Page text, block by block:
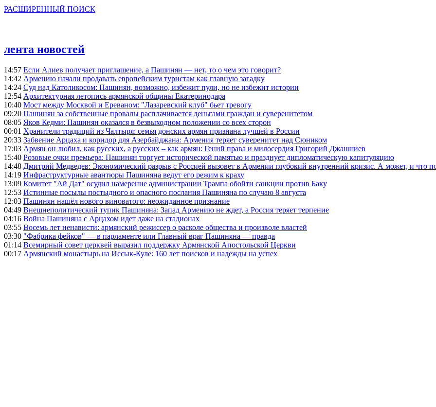
РАСШИРЕННЫЙ ПОИСК
лента новостей
14:57 Если Алиев получает приглашение, а Пашинян — нет, то о чем это говорит?
14:42 Армению начали продавать европейским туристам как главную загадку
14:24 Суд над Католикосом: Пашинян, возможно, избежит пули, но не избежит истории
12:54 Архитектурная летопись армянской общины Екатеринодара
10:40 Мост между Москвой и Ереваном: "Лазаревский клуб" бьет тревогу
09:20 Пашинян за собственные провалы расплачивается деньгами граждан и суверенитетом
08:05 Яков Кедми: Пашинян оказался в безвыходном положении со всех сторон
00:01 Хранители традиций из Чалтыря: семья донских армян признана лучшей в России
20:33 Забвение Арцаха и коридор для Азербайджана: Армения теряет суверенитет над Сюником
17:03 Армян он любил, как русских, а русских – как армян: Гений права и милосердия Григорий Джаншиев
15:40 Розовые очки премьера: Пашинян торгует исторической памятью и празднует дипломатическую капитуляцию
14:48 Дмитрий Медведев: Экономический разрыв с Россией вызовет в Армении глубокий внутренний кризис. А может, и что
14:19 Инфраструктурные авантюры Пашиняна ведут его режим к краху
13:09 Комитет "Ай Дат" осудил намерение администрации Трампа обойти санкции против Баку
12:53 Истинные посылы постыдного и опасного послания Пашиняна по случаю 8 августа
12:03 Пашинян нашёл нового виноватого: неожиданное признание
04:49 Внешнеполитический тупик Пашиняна: Запад Армению не ждет, а Россия теряет терпение
04:16 Война Пашиняна с Арцахом идет даже на стадионах
03:55 Восемь лет ненависти: армянский режиссер о расколе общества и произволе властей
03:30 "Фабрика фейков" — в парламенте или Главный враг Пашиняна — правда
01:14 Всемирный совет церквей выразил поддержку Армянской Апостольской Церкви
00:17 Армянский монастырь на Иссык-Куле: 160 лет поисков и надежды на успех